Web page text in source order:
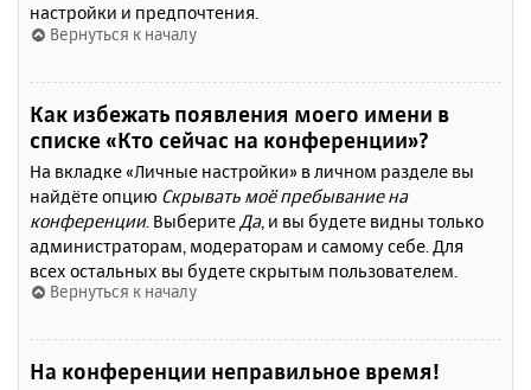
настройки и предпочтения.
Вернуться к началу
Как избежать появления моего имени в
списке «Кто сейчас на конференции»?
На вкладке «Личные настройки» в личном разделе вы
найдёте опцию Скрывать моё пребывание на
конференции. Выберите Да, и вы будете видны только
администраторам, модераторам и самому себе. Для
всех остальных вы будете скрытым пользователем.
Вернуться к началу
На конференции неправильное время!